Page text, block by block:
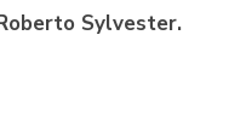
Sylvester.